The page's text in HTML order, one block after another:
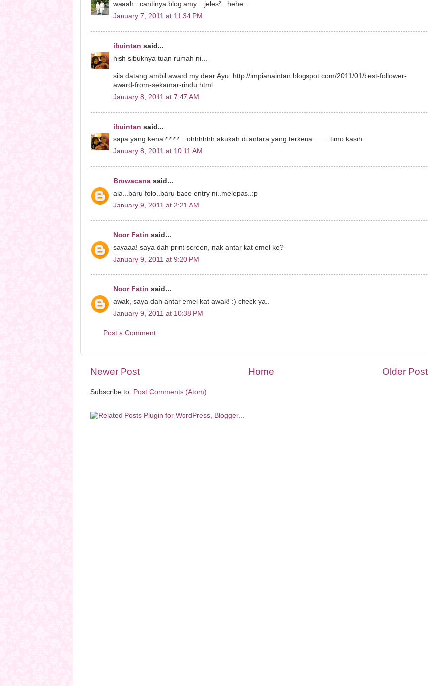
waaah.. cantinya blog amy... jeles².. hehe..
January 7, 2011 at 11:34 PM
ibuintan said...
hish sibuknya tuan rumah ni...
sila datang ambil award my dear Ayu: http://impianaintan.blogspot.com/2011/01/best-follower-
award-from-sekamar-rindu.html
January 8, 2011 at 7:47 AM
ibuintan said...
sapa yang kena????... ohhhhhh akukah di antara yang terkena ....... timo kasih
January 8, 2011 at 10:11 AM
Browacana said...
ala...baru folo..baru bace entry ni..melepas..:p
January 9, 2011 at 2:21 AM
Noor Fatin said...
sayaaa! saya dah print screen, nak antar kat emel ke?
January 9, 2011 at 9:20 PM
Noor Fatin said...
awak, saya dah antar emel kat awak! :) check ya..
January 9, 2011 at 10:38 PM
Post a Comment
Newer Post Older Post
Home
Subscribe to: Post Comments (Atom)